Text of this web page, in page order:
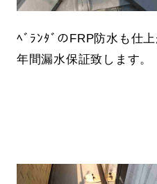
ﾍﾞﾗﾝﾀﾞのFRP防水も仕
年間漏水保証致します。